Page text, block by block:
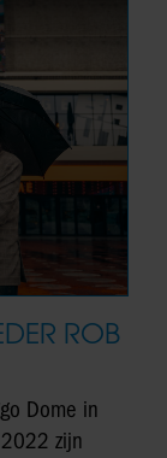
ROB
Dome in
zijn